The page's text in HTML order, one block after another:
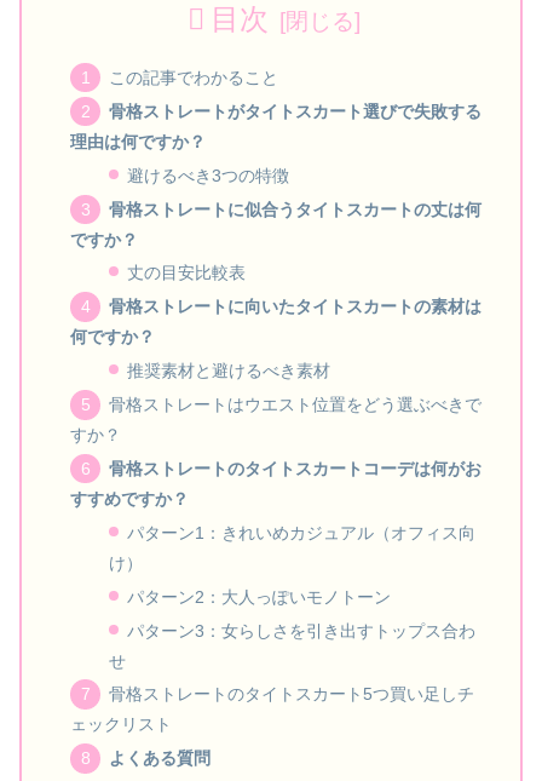
目次
この記事でわかること
骨格ストレートがタイトスカート選びで失敗する
理由は何ですか？
避けるべき3つの特徴
骨格ストレートに似合うタイトスカートの丈は何
ですか？
丈の目安比較表
骨格ストレートに向いたタイトスカートの素材は
何ですか？
推奨素材と避けるべき素材
骨格ストレートはウエスト位置をどう選ぶべきで
すか？
骨格ストレートのタイトスカートコーデは何がお
すすめですか？
パターン1：きれいめカジュアル（オフィス向
け）
パターン2：大人っぽいモノトーン
パターン3：女らしさを引き出すトップス合わ
せ
骨格ストレートのタイトスカート5つ買い足しチ
ェックリスト
よくある質問